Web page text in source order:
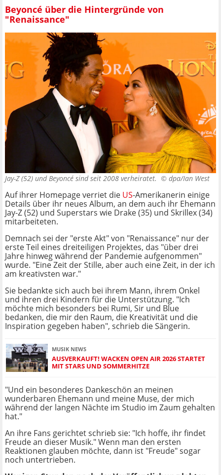
Beyoncé über die Hintergründe von
"Renaissance"
Jay-Z (52) und Beyoncé sind seit 2008 verheiratet. © dpa/Ian West
Auf ihrer Homepage verriet die US-Amerikanerin einige
Details über ihr neues Album, an dem auch ihr Ehemann
Jay-Z (52) und Superstars wie Drake (35) und Skrillex (34)
mitarbeiteten.
Demnach sei der "erste Akt" von "Renaissance" nur der
erste Teil eines dreiteiligen Projektes, das "über drei
Jahre hinweg während der Pandemie aufgenommen"
wurde. "Eine Zeit der Stille, aber auch eine Zeit, in der ich
am kreativsten war."
Sie bedankte sich auch bei ihrem Mann, ihrem Onkel
und ihren drei Kindern für die Unterstützung. "Ich
möchte mich besonders bei Rumi, Sir und Blue
bedanken, die mir den Raum, die Kreativität und die
Inspiration gegeben haben", schrieb die Sängerin.
MUSIK NEWS
AUSVERKAUFT! WACKEN OPEN AIR 2026 STARTET
MIT STARS UND SOMMERHITZE
"Und ein besonderes Dankeschön an meinen
wunderbaren Ehemann und meine Muse, der mich
während der langen Nächte im Studio im Zaum gehalten
hat."
An ihre Fans gerichtet schrieb sie: "Ich hoffe, ihr findet
Freude an dieser Musik." Wenn man den ersten
Reaktionen glauben möchte, dann ist "Freude" sogar
noch untertrieben.